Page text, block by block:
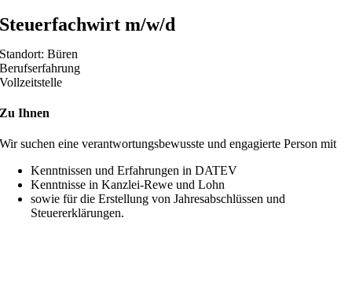
Steuerfachwirt m/w/d
Standort: Büren
Berufserfahrung
Vollzeitstelle
Zu Ihnen
Wir suchen eine verantwortungsbewusste und engagierte Person mit
Kenntnissen und Erfahrungen in DATEV
Kenntnisse in Kanzlei-Rewe und Lohn
sowie für die Erstellung von Jahresabschlüssen und
Steuererklärungen.